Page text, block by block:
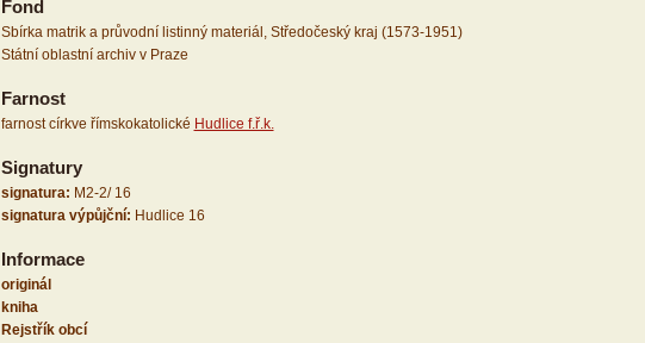
Fond
Sbírka matrik a průvodní listinný materiál, Středočeský kraj (1573-1951)
Státní oblastní archiv v Praze
Farnost
farnost církve římskokatolické Hudlice f.ř.k.
Signatury
signatura: M2-2/ 16
signatura výpůjční: Hudlice 16
Informace
originál
kniha
Rejstřík obcí